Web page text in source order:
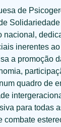
de
nacional,
inerentes
a promoção
quadro de
para todas
combate